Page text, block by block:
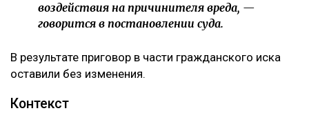
воздействия на причинителя вреда, —
говорится в постановлении суда.
В результате приговор в части гражданского иска
оставили без изменения.
Контекст